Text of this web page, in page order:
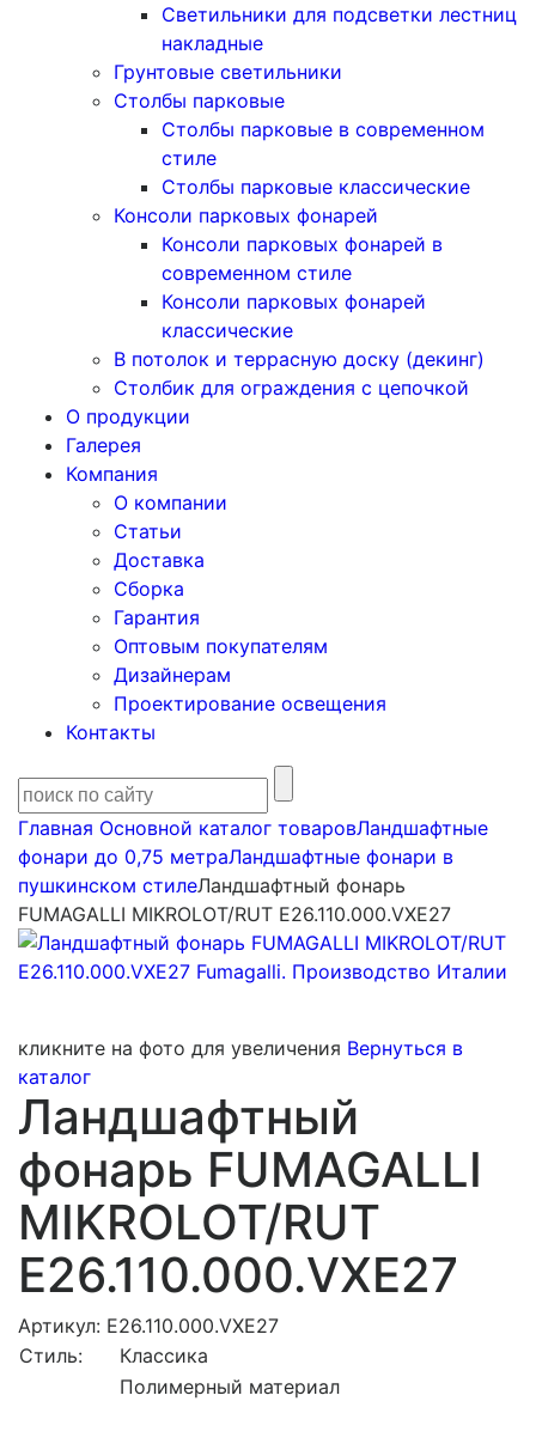
Светильники для подсветки лестниц
накладные
Грунтовые светильники
Столбы парковые
Столбы парковые в современном
стиле
Столбы парковые классические
Консоли парковых фонарей
Консоли парковых фонарей в
современном стиле
Консоли парковых фонарей
классические
В потолок и террасную доску (декинг)
Столбик для ограждения с цепочкой
О продукции
Галерея
Компания
О компании
Статьи
Доставка
Сборка
Гарантия
Оптовым покупателям
Дизайнерам
Проектирование освещения
Контакты
Главная Основной каталог товаровЛандшафтные
фонари до 0,75 метраЛандшафтные фонари в
пушкинском стилеЛандшафтный фонарь
FUMAGALLI MIKROLOT/RUT E26.110.000.VXE27
кликните на фото для увеличения Вернуться в
каталог
Ландшафтный
фонарь FUMAGALLI
MIKROLOT/RUT
E26.110.000.VXE27
Артикул: E26.110.000.VXE27
Стиль:
Классика
Полимерный материал